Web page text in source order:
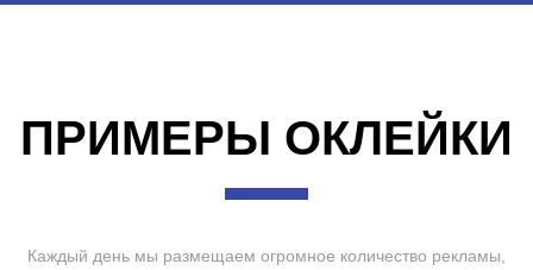
ПРИМЕРЫ ОКЛЕЙКИ
Каждый день мы размещаем огромное количество рекламы,